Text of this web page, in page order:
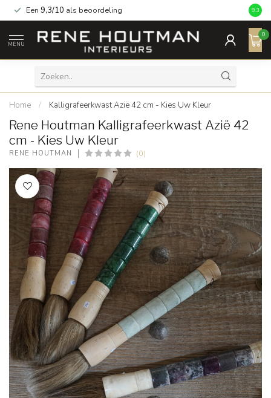
Een 9,3/10 als beoordeling 9.3
MENU
0
Home / Kalligrafeerkwast Azië 42 cm - Kies Uw Kleur
Rene Houtman Kalligrafeerkwast Azië 42
cm - Kies Uw Kleur
RENE HOUTMAN (0)